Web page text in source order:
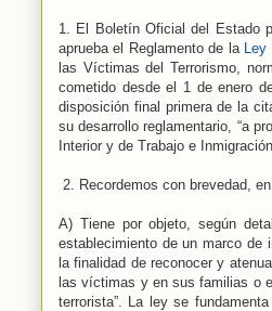
1. El Boletín Oficial del Estado
aprueba el Reglamento de la Ley
las Víctimas del Terrorismo,
cometido desde el 1 de enero
disposición final primera de la
su desarrollo reglamentario, “a
Interior y de Trabajo e
2. Recordemos con brevedad,
A) Tiene por objeto, según
establecimiento de un marco de
la finalidad de reconocer y
las víctimas y en sus familias o
terrorista”. La ley se